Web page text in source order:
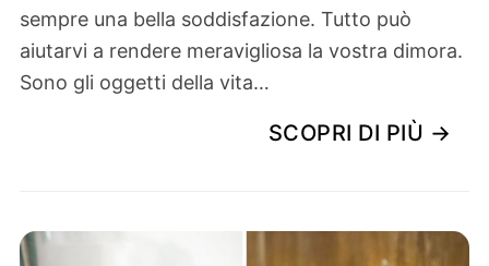
sempre una bella soddisfazione. Tutto può
aiutarvi a rendere meravigliosa la vostra dimora.
Sono gli oggetti della vita…
SCOPRI DI PIÙ →